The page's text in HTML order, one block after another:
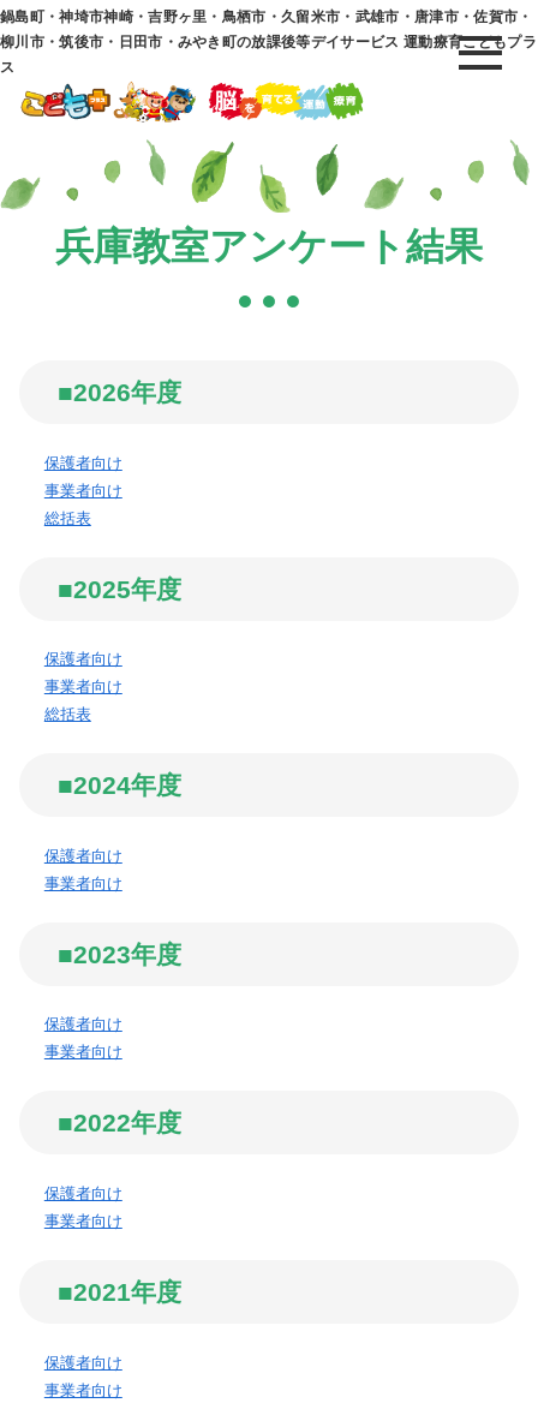
鍋島町・神埼市神崎・吉野ヶ里・鳥栖市・久留米市・武雄市・唐津市・佐賀市・
柳川市・筑後市・日田市・みやき町の放課後等デイサービス 運動療育こどもプラ
ス
兵庫教室アンケート結果
■2026年度
保護者向け
事業者向け
総括表
■2025年度
保護者向け
事業者向け
総括表
■2024年度
保護者向け
事業者向け
■2023年度
保護者向け
事業者向け
■2022年度
保護者向け
事業者向け
■2021年度
保護者向け
事業者向け